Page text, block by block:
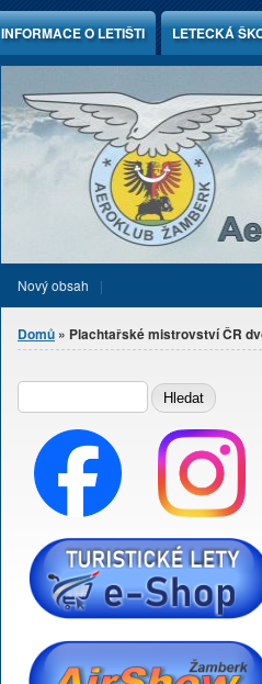
INFORMACE O LETIŠTI LETECKÁ
Nový obsah
Jste zde
Domů » Plachtařské mistrovství ČR
Vyhledávání